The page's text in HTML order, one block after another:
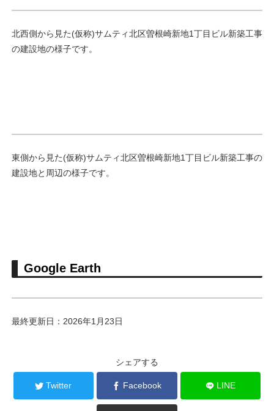
北西側から見た(仮称)サムティ北区曽根崎新地1丁目ビル新築工事
の建設地の様子です。
東側から見た(仮称)サムティ北区曽根崎新地1丁目ビル新築工事の
建設地と周辺の様子です。
Google Earth
最終更新日：2026年1月23日
シェアする
Twitter Facebook LINE